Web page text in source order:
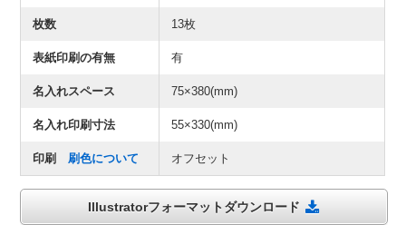
枚数 13枚
表紙印刷の有無 有
名入れスペース 75×380(mm)
名入れ印刷寸法 55×330(mm)
印刷刷色について オフセット
Illustratorフォーマットダウンロード